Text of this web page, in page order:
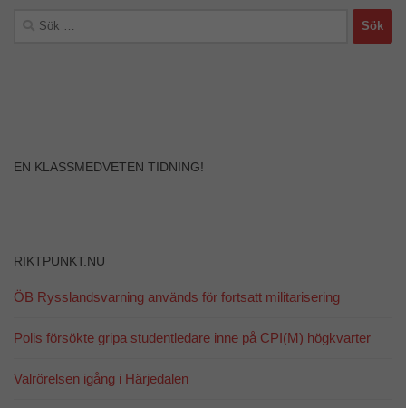
EN KLASSMEDVETEN TIDNING!
RIKTPUNKT.NU
ÖB Rysslandsvarning används för fortsatt militarisering
Polis försökte gripa studentledare inne på CPI(M) högkvarter
Valrörelsen igång i Härjedalen
För att vi ska